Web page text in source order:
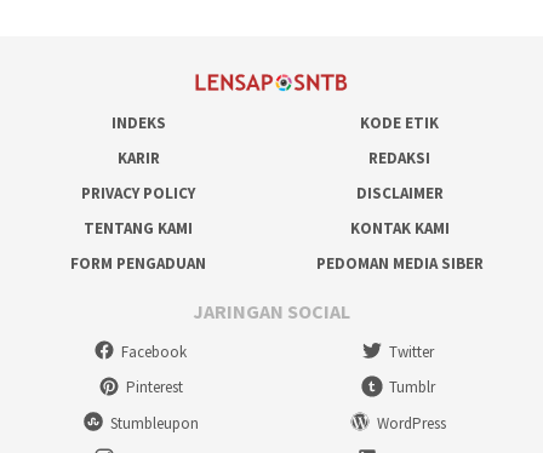
INDEKS
KODE ETIK
KARIR
REDAKSI
PRIVACY POLICY
DISCLAIMER
TENTANG KAMI
KONTAK KAMI
FORM PENGADUAN
PEDOMAN MEDIA SIBER
JARINGAN SOCIAL
Facebook
Twitter
Pinterest
Tumblr
Stumbleupon
WordPress